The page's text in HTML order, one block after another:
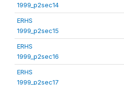
1999_p2sec14
ERHS
1999_p2sec15
ERHS
1999_p2sec16
ERHS
1999_p2sec17